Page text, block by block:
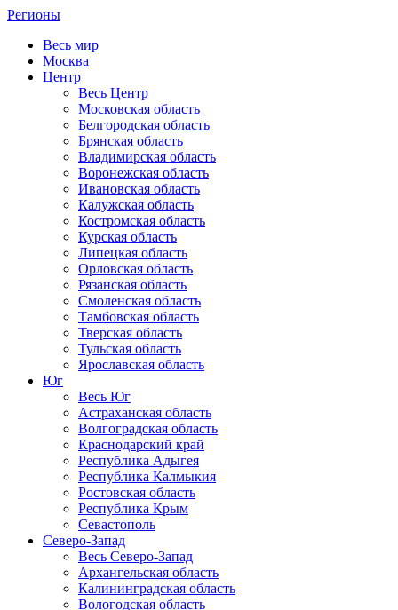
Регионы
Весь мир
Москва
Центр
Весь Центр
Московская область
Белгородская область
Брянская область
Владимирская область
Воронежская область
Ивановская область
Калужская область
Костромская область
Курская область
Липецкая область
Орловская область
Рязанская область
Смоленская область
Тамбовская область
Тверская область
Тульская область
Ярославская область
Юг
Весь Юг
Астраханская область
Волгоградская область
Краснодарский край
Республика Адыгея
Республика Калмыкия
Ростовская область
Республика Крым
Севастополь
Северо-Запад
Весь Северо-Запад
Архангельская область
Калининградская область
Вологодская область